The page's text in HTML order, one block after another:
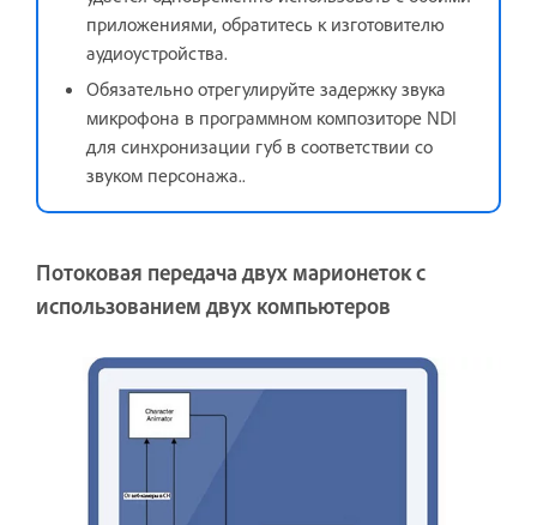
приложениями, обратитесь к изготовителю
аудиоустройства.
Обязательно отрегулируйте задержку звука
микрофона в программном композиторе NDI
для синхронизации губ в соответствии со
звуком персонажа..
Потоковая передача двух марионеток с
использованием двух компьютеров